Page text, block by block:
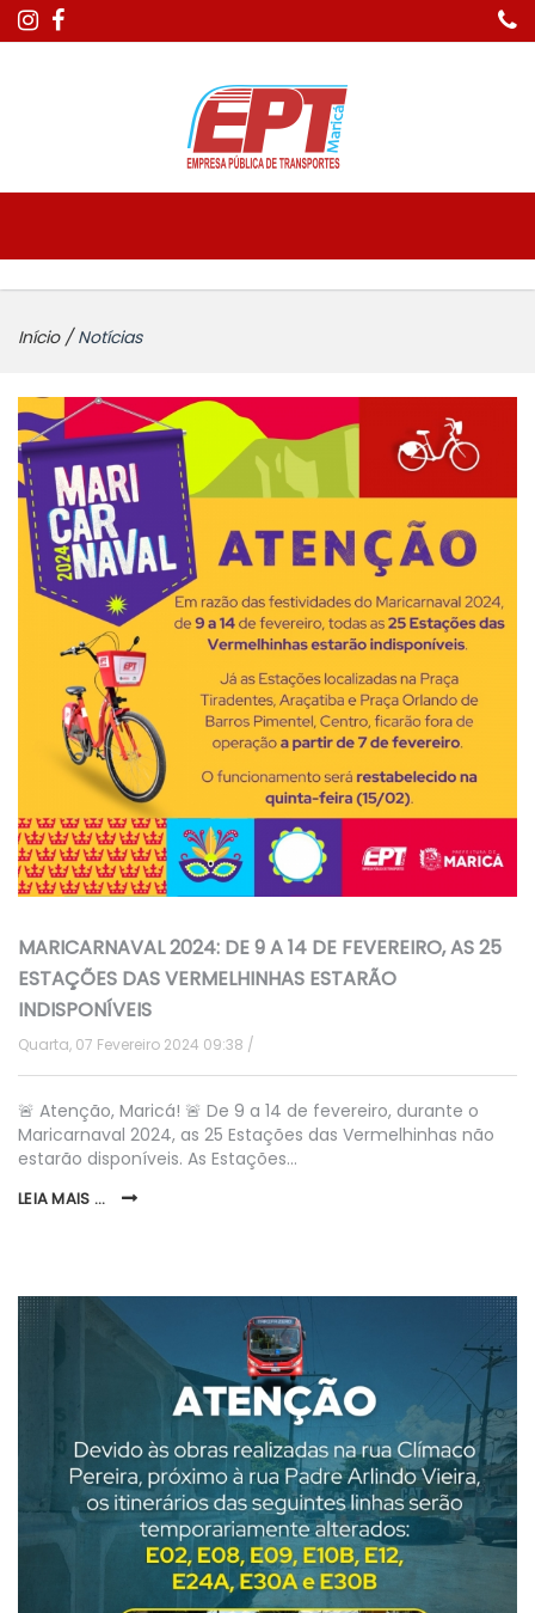
Início / Notícias
MARICARNAVAL 2024: DE 9 A 14 DE FEVEREIRO, AS 25
ESTAÇÕES DAS VERMELHINHAS ESTARÃO
INDISPONÍVEIS
Quarta, 07 Fevereiro 2024 09:38
🚨 Atenção, Maricá! 🚨 De 9 a 14 de fevereiro, durante o
Maricarnaval 2024, as 25 Estações das Vermelhinhas não
estarão disponíveis. As Estações…
LEIA MAIS ...